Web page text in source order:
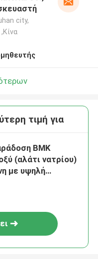
city,
τιμή για
BMK
(αλάτι νατρίου)